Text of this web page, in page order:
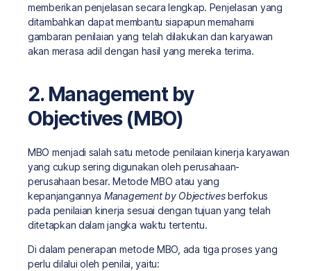
memberikan penjelasan secara lengkap. Penjelasan yang
ditambahkan dapat membantu siapapun memahami
gambaran penilaian yang telah dilakukan dan karyawan
akan merasa adil dengan hasil yang mereka terima.
2. Management by
Objectives (MBO)
MBO menjadi salah satu metode penilaian kinerja karyawan
yang cukup sering digunakan oleh perusahaan-
perusahaan besar. Metode MBO atau yang
kepanjangannya Management by Objectivesberfokus
pada penilaian kinerja sesuai dengan tujuan yang telah
ditetapkan dalam jangka waktu tertentu.
Di dalam penerapan metode MBO, ada tiga proses yang
perlu dilalui oleh penilai, yaitu: